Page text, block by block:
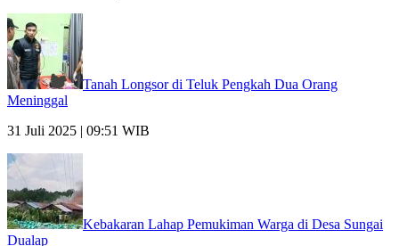
Tanah Longsor di Teluk Pengkah Dua Orang
Meninggal
31 Juli 2025 | 09:51 WIB
Kebakaran Lahap Pemukiman Warga di Desa Sungai
Dualap